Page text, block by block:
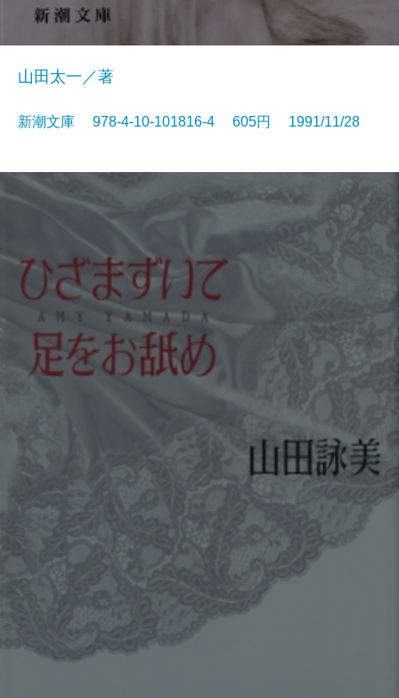
山田太一／著
新潮文庫 978-4-10-101816-4 605円 1991/11/28